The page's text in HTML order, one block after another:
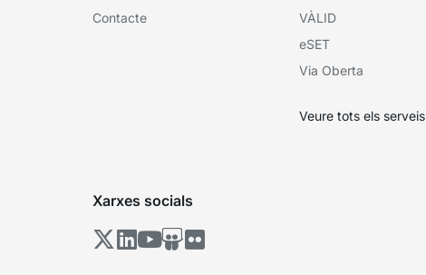
Contacte
VÀLID
eSET
Via Oberta
Veure tots els serveis
Xarxes socials